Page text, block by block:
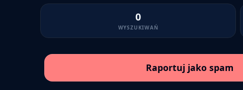
0
WYSZUKIWAŃ
Raportuj jako spam